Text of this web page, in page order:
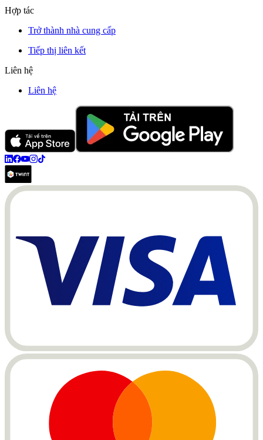
Hợp tác
Trở thành nhà cung cấp
Tiếp thị liên kết
Liên hệ
Liên hệ